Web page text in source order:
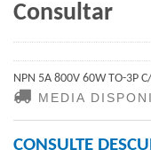
Consultar
NPN 5A 800V 60W TO-3P
MEDIA
CONSULTE